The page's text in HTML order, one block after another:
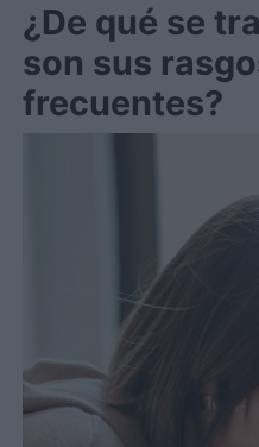
¿De qué se
son sus
frecuentes?